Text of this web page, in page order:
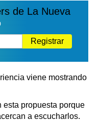
de La Nueva
Registrar
viene mostrando
esta propuesta porque
a escucharlos.